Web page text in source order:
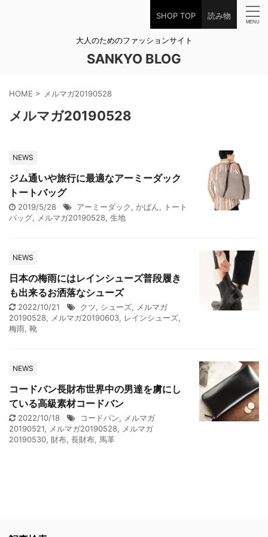
SHOP TOP 読み物
大人のためのファッションサイト
SANKYO BLOG
HOME > メルマガ20190528
メルマガ20190528
NEWS
ジム通いや旅行に最適なアーミーダック
トートバッグ
2019/5/28 アーミーダック, かばん, トート
バッグ, メルマガ20190528, 生地
NEWS
日本の梅雨にはレインシューズ普段履き
も出来るお洒落なシューズ
2022/10/21 クツ, シューズ, メルマガ
20190528, メルマガ20190603, レインシューズ,
梅雨, 靴
NEWS
コードバン長財布世界中の男達を虜にし
ている高級素材コードバン
2022/10/18 コードバン, メルマガ
20190521, メルマガ20190528, メルマガ
20190530, 財布, 長財布, 馬革